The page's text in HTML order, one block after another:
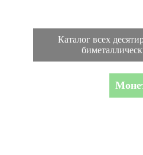
Каталог всех